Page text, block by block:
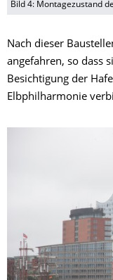
Bild 4: Montagezustand
Nach dieser
angefahren, so dass
Besichtigung der
Elbphilharmonie